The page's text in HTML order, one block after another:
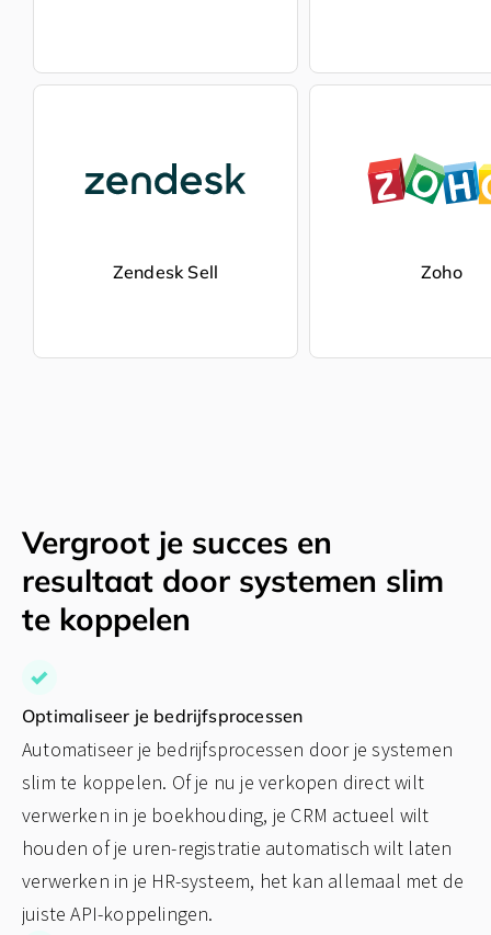
Zendesk Sell Zoho
Vergroot je succes en
resultaat door systemen slim
te koppelen
Optimaliseer je bedrijfsprocessen
Automatiseer je bedrijfsprocessen door je systemen
slim te koppelen. Of je nu je verkopen direct wilt
verwerken in je boekhouding, je CRM actueel wilt
houden of je uren-registratie automatisch wilt laten
verwerken in je HR-systeem, het kan allemaal met de
juiste API-koppelingen.